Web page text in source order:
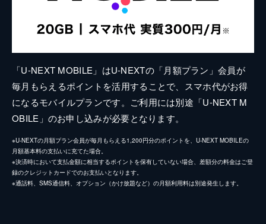
「U-NEXT MOBILE」はU-NEXTの「月額プラン」会員が
毎月もらえるポイントを活用することで、スマホ代がお得
になるモバイルプランです。ご利用には別途「U-NEXT M
OBILE」のお申し込みが必要となります。
※U-NEXTの月額プラン会員が毎月もらえる1,200円分のポイントを、U-NEXT MOBILEの
月額基本料の支払いに充てた場合。
※決済時において支払金額に相当するポイントを保有していない場合、差額分の料金はご登
録のクレジットカードでのお支払いとなります。
※通話料、SMS通信料、オプション（かけ放題など）の月額利用料は別途発生します。